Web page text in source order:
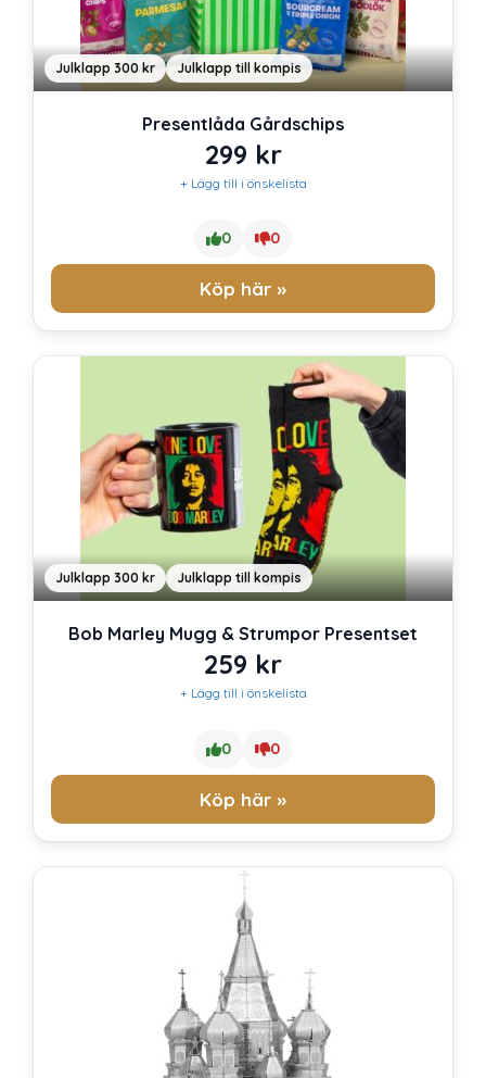
Julklapp 300 kr Julklapp till kompis
Presentlåda Gårdschips
299 kr
+ Lägg till i önskelista
0 0
Köp här »
Julklapp 300 kr Julklapp till kompis
Bob Marley Mugg & Strumpor Presentset
259 kr
+ Lägg till i önskelista
0 0
Köp här »